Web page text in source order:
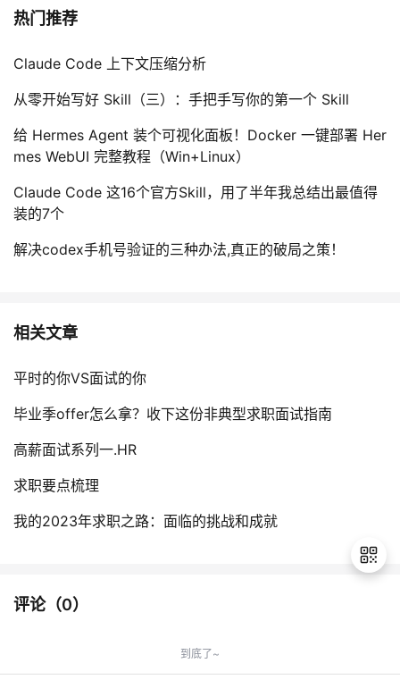
热门推荐
Claude Code 上下文压缩分析
从零开始写好 Skill（三）：手把手写你的第一个 Skill
给 Hermes Agent 装个可视化面板！Docker 一键部署 Her
mes WebUI 完整教程（Win+Linux）
Claude Code 这16个官方Skill，用了半年我总结出最值得
装的7个
解决codex手机号验证的三种办法,真正的破局之策！
相关文章
平时的你VS面试的你
毕业季offer怎么拿？收下这份非典型求职面试指南
高薪面试系列一.HR
求职要点梳理
我的2023年求职之路：面临的挑战和成就
评论（0）
到底了~